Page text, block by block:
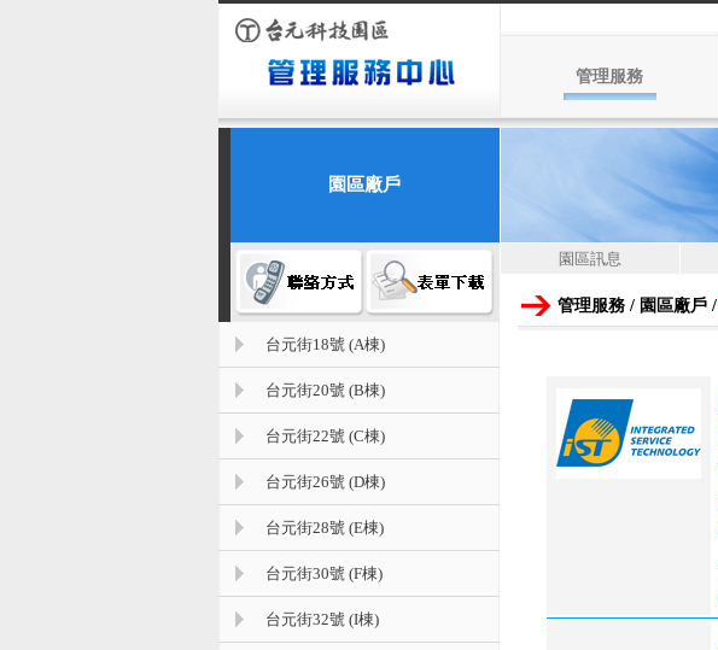
管理服務
園區廠戶
台元街18號 (A棟)
台元街20號 (B棟)
台元街22號 (C棟)
台元街26號 (D棟)
台元街28號 (E棟)
台元街30號 (F棟)
台元街32號 (I棟)
園區訊息
管理服務 / 園區廠戶 /